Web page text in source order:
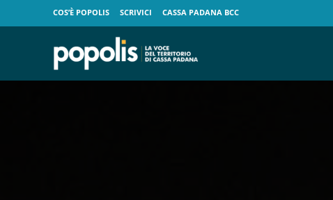
COS’È POPOLIS SCRIVICI CASSA PADANA BCC